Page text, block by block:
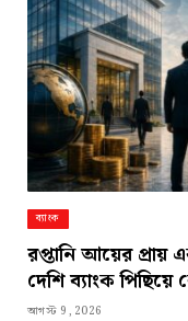
ব্যাংক
রপ্তানি আয়ের প্রায়
দেশি ব্যাংক পিছিয়ে
আগস্ট 9, 2026